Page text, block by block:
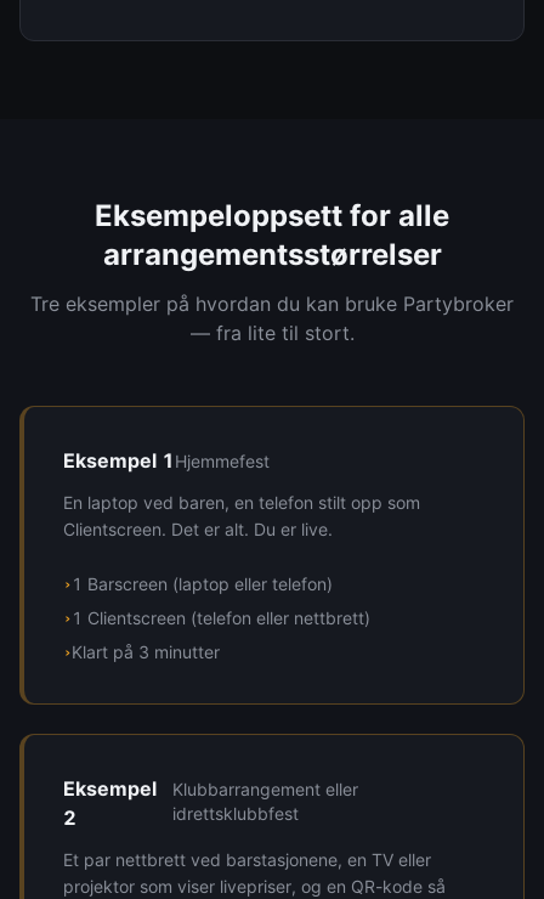
Eksempeloppsett for alle
arrangementsstørrelser
Tre eksempler på hvordan du kan bruke Partybroker
— fra lite til stort.
Eksempel 1 Hjemmefest
En laptop ved baren, en telefon stilt opp som
Clientscreen. Det er alt. Du er live.
› 1 Barscreen (laptop eller telefon)
› 1 Clientscreen (telefon eller nettbrett)
›Klart på 3 minutter
Eksempel
2
Klubbarrangement eller
idrettsklubbfest
Et par nettbrett ved barstasjonene, en TV eller
projektor som viser livepriser, og en QR-kode så